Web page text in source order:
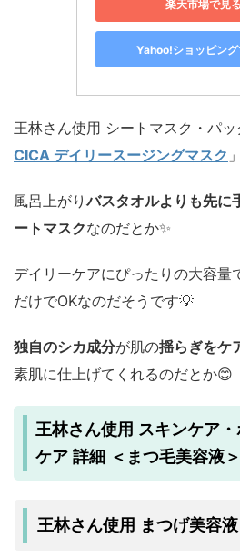
楽天市場で見る
Yahoo!ショッピング
王林さん使用 シートマスク・パッ
CICA デイリースージングマスク
風呂上がりバスタオルよりも先に
ートマスクなのだとか✨
デイリーケアにぴったりの大容量
だけでOKなのだそうです💡
独自のシカ成分が肌の揺らぎをケ
素肌に仕上げてくれるのだとか😊
王林さん使用 スキンケア
ケア 詳細 ＜まつ毛美容液＞
王林さん使用 まつげ美容液